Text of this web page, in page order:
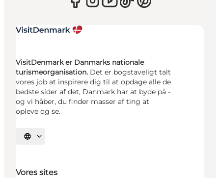
VisitDenmark er Danmarks nationale
turismeorganisation. Det er bogstaveligt talt
vores job at inspirere dig til at opdage alle de
bedste sider af det, Danmark har at byde på -
og vi håber, du finder masser af ting at
opleve og se.
Vælg sprog
Vores sites